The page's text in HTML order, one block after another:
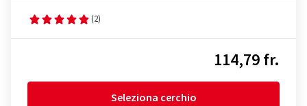
(2)
114,79 fr.
Seleziona cerchio